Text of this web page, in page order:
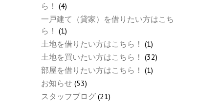
ら！ (4)
一戸建て（貸家）を借りたい方はこち
ら！ (1)
土地を借りたい方はこちら！ (1)
土地を買いたい方はこちら！ (32)
部屋を借りたい方はこちら！ (1)
お知らせ (53)
スタッフブログ (21)